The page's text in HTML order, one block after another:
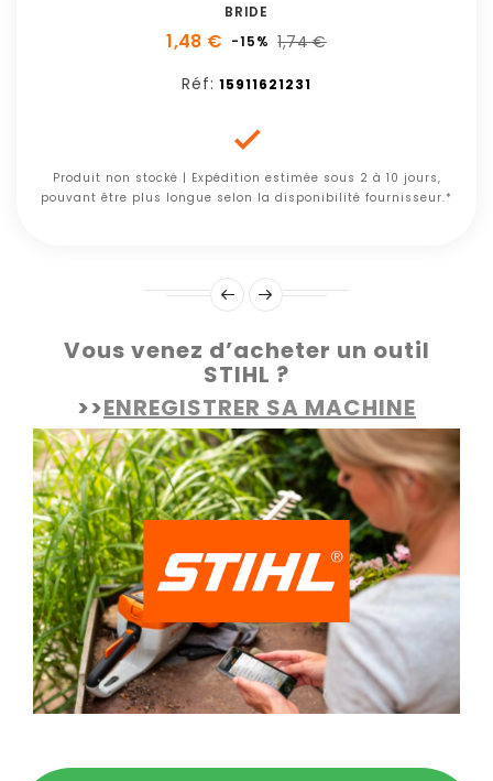
BRIDE
1,48 € -15% 1,74 €
Réf: 15911621231

Produit non stocké | Expédition estimée sous 2 à 10 jours,
pouvant être plus longue selon la disponibilité fournisseur.*
Vous venez d’acheter un outil
STIHL ?
>>ENREGISTRER SA MACHINE